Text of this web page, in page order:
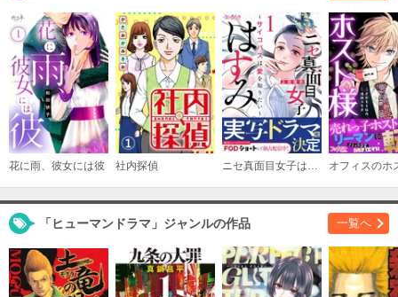
購入する
（14）
必要ポイント： 200
購入する
（15）
必要ポイント：200
購入する
（16）
花に雨、彼女には彼 社内探偵 ニセ真面目女子はすみ～サイコパスは愛を知りたい～ オフィスのホ
「ヒューマンドラマ」ジャンルの作品 一覧へ